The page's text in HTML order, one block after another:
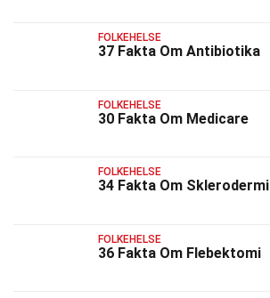
FOLKEHELSE
37 Fakta Om Antibiotika
FOLKEHELSE
30 Fakta Om Medicare
FOLKEHELSE
34 Fakta Om Sklerodermi
FOLKEHELSE
36 Fakta Om Flebektomi